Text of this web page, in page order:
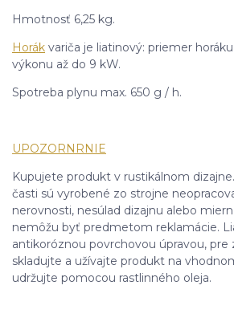
Hmotnosť 6,25 kg.
Horák variča je liatinový: priemer
výkonu až do 9 kW.
Spotreba plynu max. 650 g / h.
UPOZORNRNIE
Kupujete produkt v rustikálnom
časti sú vyrobené zo strojne
nerovnosti, nesúlad dizajnu alebo
nemôžu byť predmetom reklamácie.
antikoróznou povrchovou úpravou, pre
skladujte a užívajte produkt na
udržujte pomocou rastlinného oleja.